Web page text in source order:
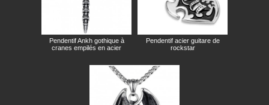
Pendentif Ankh gothique à
cranes empilés en acier
Pendentif acier guitare de
rockstar